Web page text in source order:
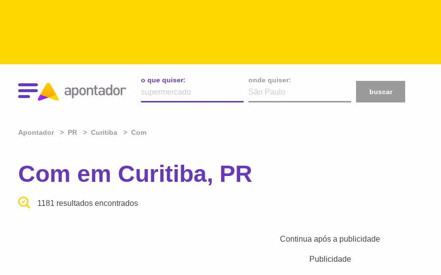
o que quiser:
onde quiser:
buscar
Apontador PR Curitiba Com
Com em Curitiba, PR
1181 resultados encontrados
Continua após a publicidade
Publicidade